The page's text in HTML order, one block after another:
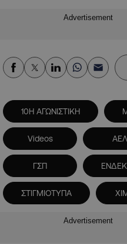
Advertisement
10Η ΑΓΩΝΙΣΤΙΚΗ
Videos ΑΕΛ
ΓΣΠ
ΣΤΙΓΜΙΟΤΥΠΑ
Advertisement